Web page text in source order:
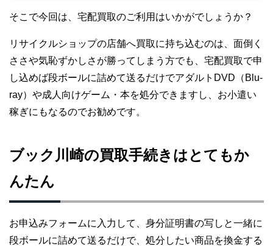
そこで今回は、宅配買取のご利用はいかがでしょうか？
リサイクルショップの店舗へ買取に持ち込むのは、面倒く
ささや気恥ずかしさが勝ってしまう方でも、宅配買取で申
し込めば段ボールに詰めて送るだけでアダルトDVD（Blu-
ray）や成人向けゲーム・本を処分できますし、お小遣い
稼ぎにもなるのでお勧めです。
ブック川崎の買取手続きはとてもか
んたん
お申込みフォームに入力して、身分証明書の写しと一緒に
段ボールに詰めて送るだけで、処分したい商品を換金する